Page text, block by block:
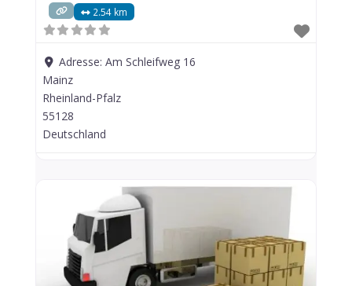
2.54 km
Adresse:Am Schleifweg 16
Mainz
Rheinland-Pfalz
55128
Deutschland